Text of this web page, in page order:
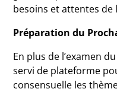
besoins et attentes de
Préparation du
En plus de l’examen
servi de plateforme
consensuelle les